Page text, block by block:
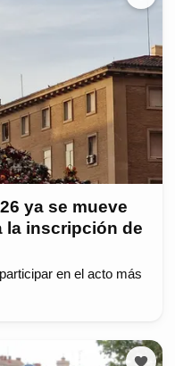
ya se mueve
la inscripción de
en el acto más